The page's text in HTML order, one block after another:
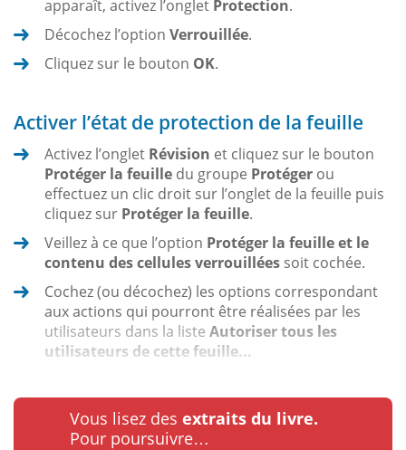
apparaît, activez l’onglet Protection.
Décochez l’option Verrouillée.
Cliquez sur le bouton OK.
Activer l’état de protection de la feuille
Activez l’onglet Révision et cliquez sur le bouton
Protéger la feuille du groupe Protéger ou
effectuez un clic droit sur l’onglet de la feuille puis
cliquez sur Protéger la feuille.
Veillez à ce que l’option Protéger la feuille et le
contenu des cellules verrouillées soit cochée.
Cochez (ou décochez) les options correspondant
aux actions qui pourront être réalisées par les
utilisateurs dans la liste Autoriser tous les
utilisateurs de cette feuille...
Vous lisez des extraits du livre.
Pour poursuivre…